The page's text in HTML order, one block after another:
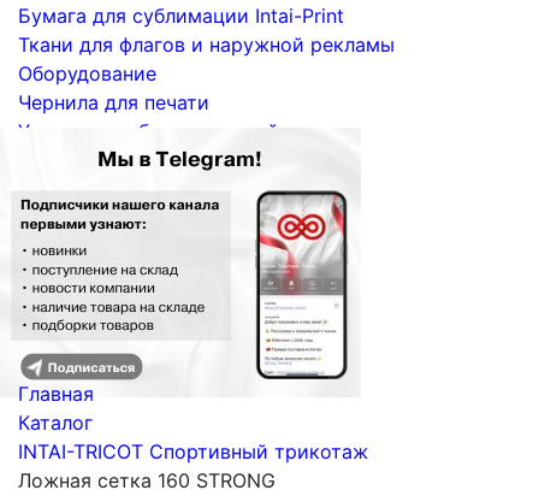
Бумага для сублимации Intai-Print
Ткани для флагов и наружной рекламы
Оборудование
Чернила для печати
Услуги по сублимационной печати
Главная
Каталог
INTAI-TRICOT Спортивный трикотаж
Ложная сетка 160 STRONG